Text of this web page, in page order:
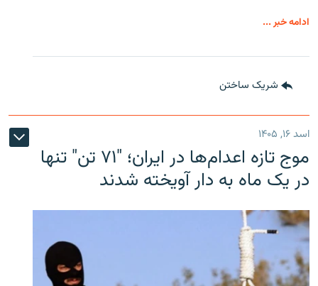
ادامه خبر ...
شریک ساختن
اسد ۱۶, ۱۴۰۵
موج تازه اعدام‌ها در ایران؛ "۷۱ تن" تنها
در یک ماه به دار آویخته شدند